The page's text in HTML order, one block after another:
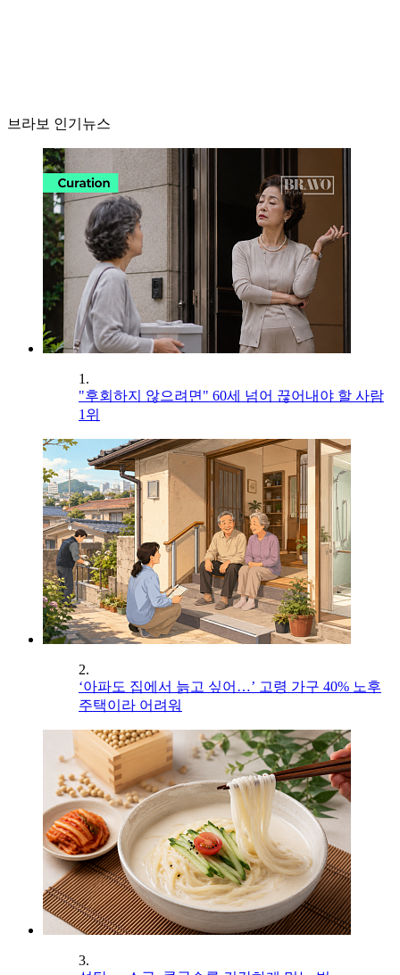
브라보 인기뉴스
1.
"후회하지 않으려면" 60세 넘어 끊어내야 할 사람
1위
2.
‘아파도 집에서 늙고 싶어…’ 고령 가구 40% 노후
주택이라 어려워
3.